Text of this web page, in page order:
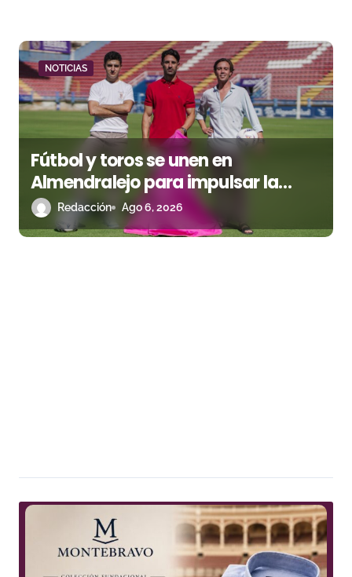
NOTICIAS
Fútbol y toros se unen en
Almendralejo para impulsar la
corrida de la Piedad
Redacción Ago 6, 2026